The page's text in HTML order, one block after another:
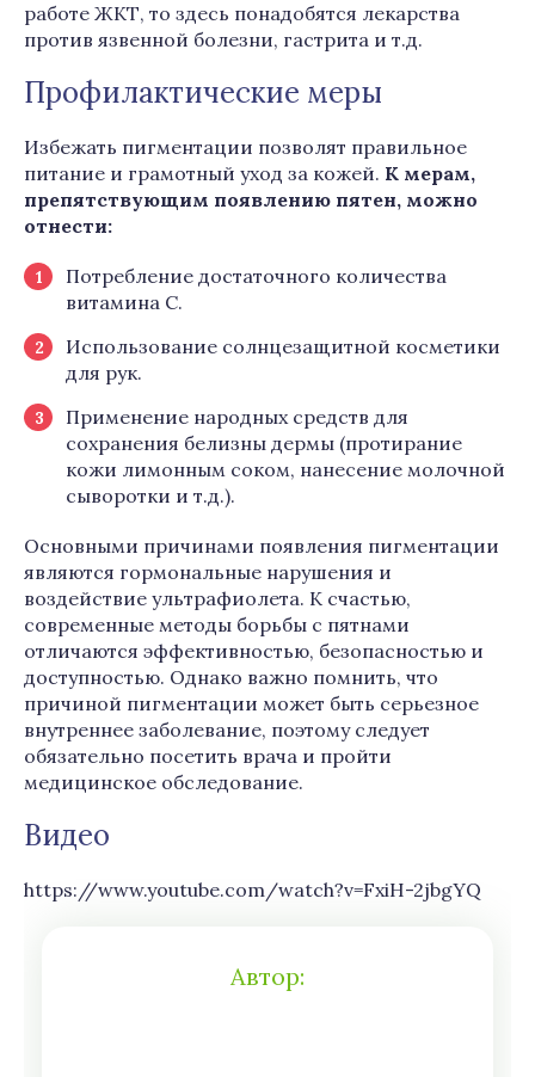
работе ЖКТ, то здесь понадобятся лекарства
против язвенной болезни, гастрита и т.д.
Профилактические меры
Избежать пигментации позволят правильное
питание и грамотный уход за кожей. К мерам,
препятствующим появлению пятен, можно
отнести:
Потребление достаточного количества
витамина С.
Использование солнцезащитной косметики
для рук.
Применение народных средств для
сохранения белизны дермы (протирание
кожи лимонным соком, нанесение молочной
сыворотки и т.д.).
Основными причинами появления пигментации
являются гормональные нарушения и
воздействие ультрафиолета. К счастью,
современные методы борьбы с пятнами
отличаются эффективностью, безопасностью и
доступностью. Однако важно помнить, что
причиной пигментации может быть серьезное
внутреннее заболевание, поэтому следует
обязательно посетить врача и пройти
медицинское обследование.
Видео
https://www.youtube.com/watch?v=FxiH-2jbgYQ
Автор: